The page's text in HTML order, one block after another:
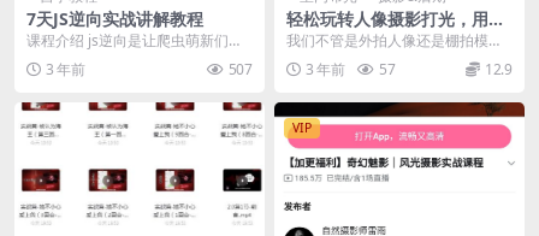
7天JS逆向实战讲解教程
课程介绍 js逆向是让爬虫萌新们比
较头疼的一块领域，因为市面上大
部分的爬虫书籍等...
3 年前 507
轻松玩转人像摄影打光，用光
来构图
我们不管是外拍人像还是棚拍模
特，必不可少的肯定就是光线，光
对摄影来说是至关重要的...
3 年前 57 12.9
VIP